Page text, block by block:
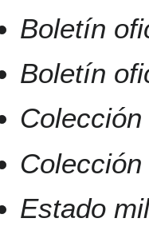
Boletín
Boletín
Estado